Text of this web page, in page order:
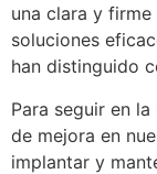
una clara y
soluciones
han distinguido
Para seguir en
de mejora en
implantar y